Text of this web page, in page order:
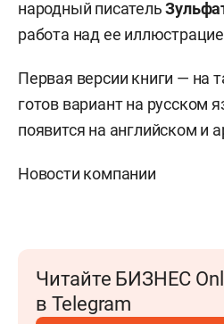
народный писатель
работа над ее
Первая версии книги — на
готов вариант на русском
появится на английском и
Новости компании
Читайте БИЗНЕС
в Telegram